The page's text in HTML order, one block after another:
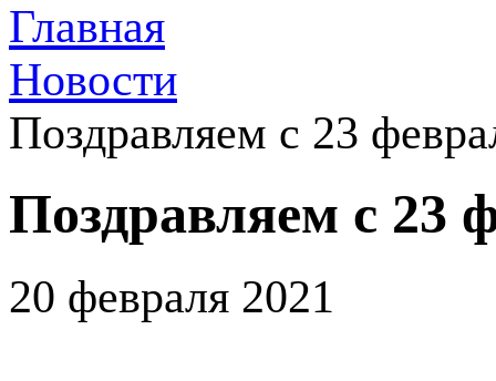
Главная
Новости
Поздравляем с 23
Поздравляем с 23
20 февраля 2021